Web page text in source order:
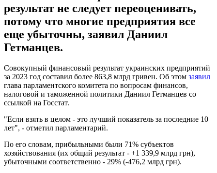
результат не следует переоценивать,
потому что многие предприятия все
еще убыточны, заявил Даниил
Гетманцев.
Совокупный финансовый результат украинских предприятий
за 2023 год составил более 863,8 млрд гривен. Об этом заявил
глава парламентского комитета по вопросам финансов,
налоговой и таможенной политики Даниил Гетманцев со
ссылкой на Госстат.
"Если взять в целом - это лучший показатель за последние 10
лет", - отметил парламентарий.
По его словам, прибыльными были 71% субъектов
хозяйствования (их общий результат - +1 339,9 млрд грн),
убыточными соответственно - 29% (-476,2 млрд грн).